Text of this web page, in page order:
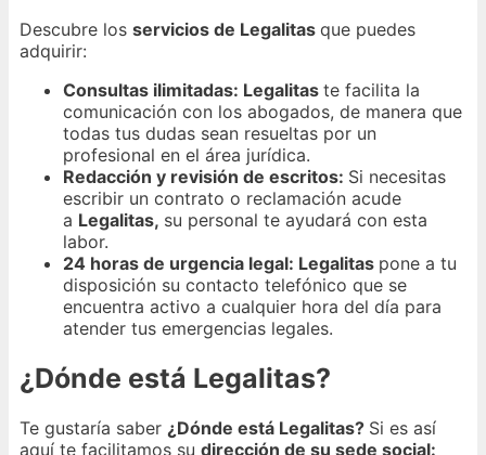
Descubre los servicios de Legalitas que puedes
adquirir:
Consultas ilimitadas: Legalitas te facilita la
comunicación con los abogados, de manera que
todas tus dudas sean resueltas por un
profesional en el área jurídica.
Redacción y revisión de escritos: Si necesitas
escribir un contrato o reclamación acude
a Legalitas, su personal te ayudará con esta
labor.
24 horas de urgencia legal: Legalitas pone a tu
disposición su contacto telefónico que se
encuentra activo a cualquier hora del día para
atender tus emergencias legales.
¿Dónde está Legalitas?
Te gustaría saber ¿Dónde está Legalitas? Si es así
aquí te facilitamos su dirección de su sede social: